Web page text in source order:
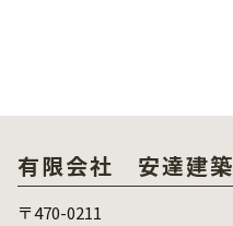
有限会社 安達建築
〒470-0211